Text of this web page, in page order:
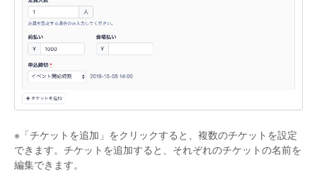
※「チケットを追加」をクリックすると、複数のチケットを設定
できます。チケットを追加すると、それぞれのチケットの名前を
編集できます。